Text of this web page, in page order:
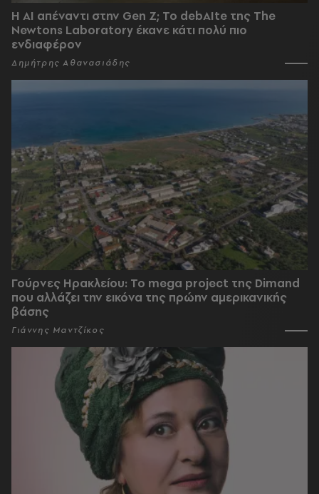
Η AI απέναντι στην Gen Z; Το debAIte της The
Newtons Laboratory έκανε κάτι πολύ πιο
ενδιαφέρον
Δημήτρης Αθανασιάδης
Γούρνες Ηρακλείου: To mega project της Dimand
που αλλάζει την εικόνα της πρώην αμερικανικής
βάσης
Γιάννης Μαντζίκος